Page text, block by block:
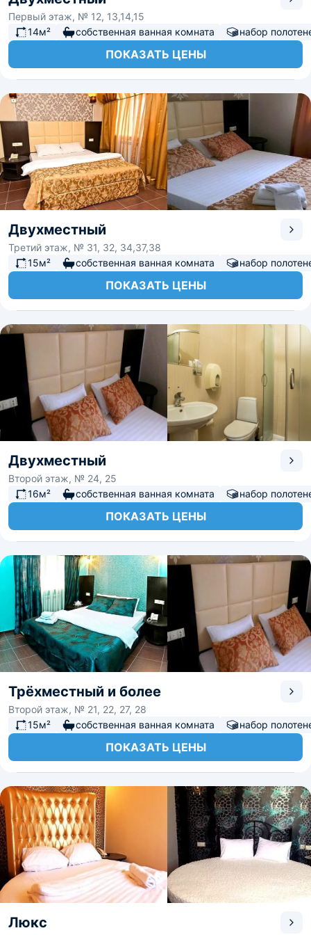
Первый этаж, № 12, 13,14,15
14м²
собственная ванная комната набор
ПОКАЗАТЬ ЦЕНЫ
Двухместный
Третий этаж, № 31, 32, 34,37,38
15м²
собственная ванная комната набор
ПОКАЗАТЬ ЦЕНЫ
Двухместный
Второй этаж, № 24, 25
16м²
собственная ванная комната набор
ПОКАЗАТЬ ЦЕНЫ
Трёхместный и более
Второй этаж, № 21, 22, 27, 28
15м²
собственная ванная комната набор
ПОКАЗАТЬ ЦЕНЫ
Люкс